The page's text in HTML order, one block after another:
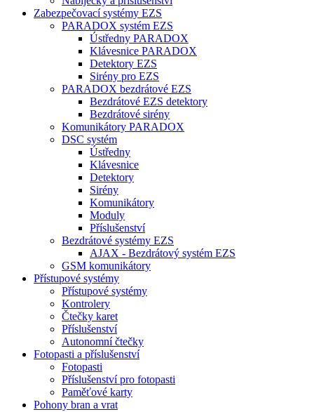
Zabezpečovací systémy EZS
PARADOX systém EZS
Ústředny PARADOX
Klávesnice PARADOX
Detektory EZS
Sirény pro EZS
PARADOX bezdrátové EZS
Bezdrátové EZS detektory
Bezdrátové sirény
Komunikátory PARADOX
DSC systém
Ústředny
Klávesnice
Detektory
Sirény
Komunikátory
Moduly
Příslušenství
Bezdrátové systémy EZS
AJAX - Bezdrátový systém EZS
GSM komunikátory
Přístupové systémy
Přístupové systémy
Kontrolery
Čtečky karet
Příslušenství
Autonomní čtečky
Fotopasti a příslušenství
Fotopasti
Příslušenství pro fotopasti
Paměťové karty
Pohony bran a vrat